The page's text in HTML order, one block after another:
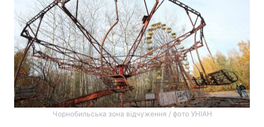
Чорнобильська зона відчуження / фото УНІАН